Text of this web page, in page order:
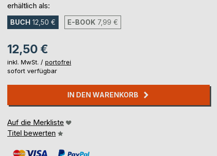
erhältlich als:
BUCH 12,50 € E-BOOK 7,99 €
12,50 €
inkl. MwSt. / portofrei
sofort verfügbar
IN DEN WARENKORB
Auf die Merkliste
Titel bewerten